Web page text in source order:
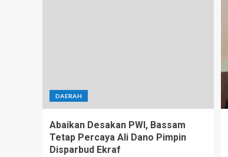
DAERAH
Abaikan Desakan PWI, Bassam
Tetap Percaya Ali Dano Pimpin
Disparbud Ekraf